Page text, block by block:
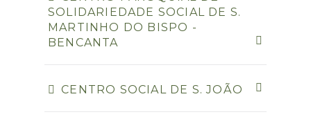
SOLIDARIEDADE SOCIAL DE S.
MARTINHO DO BISPO -
BENCANTA
CENTRO SOCIAL DE S. JOÃO